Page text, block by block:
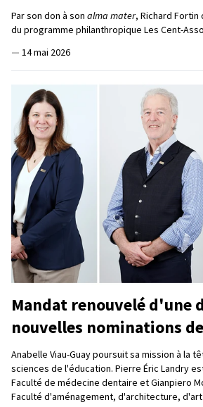
Par son don à son alma mater, Richard Fortin
du programme philanthropique Les Cent-
— 14 mai 2026
Mandat renouvelé d'une
nouvelles nominations
Anabelle Viau-Guay poursuit sa mission à la
sciences de l'éducation. Pierre Éric Landry
Faculté de médecine dentaire et Gianpiero
Faculté d'aménagement, d'architecture,